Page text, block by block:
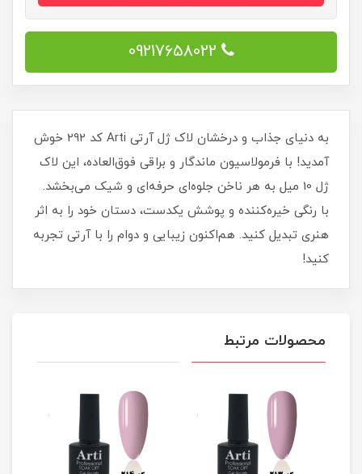
09217658022
به دنیای جذاب و درخشان لاک ژل آرتی Arti کد 292 خوش
آمدید! با فرمولاسیون ماندگار و براقی فوق‌العاده، این لاک
ژل 10 میل به هر ناخن جلوه‌ای حرفه‌ای و شیک می‌بخشد.
با رنگی خیره‌کننده و پوشش یکدست، دستان خود را به اثر
هنری تبدیل کنید. هم‌اکنون زیبایی و دوام را با آرتی تجربه
کنید!
محصولات مرتبط